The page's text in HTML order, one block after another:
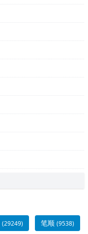
(29249) 笔顺 (9538)